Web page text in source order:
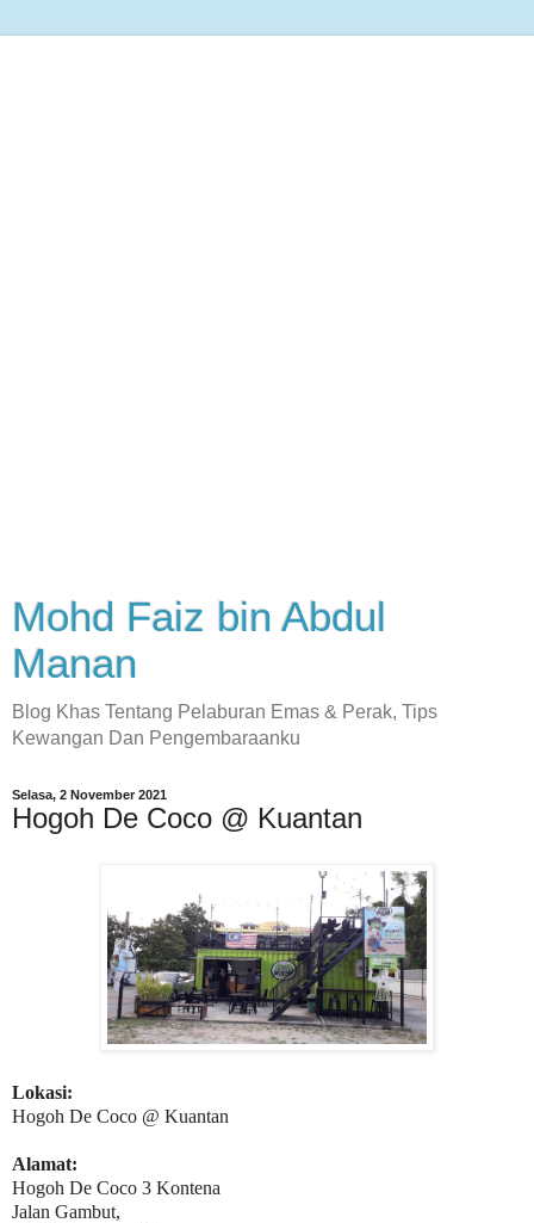
Mohd Faiz bin Abdul
Manan
Blog Khas Tentang Pelaburan Emas & Perak, Tips
Kewangan Dan Pengembaraanku
Selasa, 2 November 2021
Hogoh De Coco @ Kuantan
Lokasi:
Hogoh De Coco @ Kuantan
Alamat:
Hogoh De Coco 3 Kontena
Jalan Gambut,